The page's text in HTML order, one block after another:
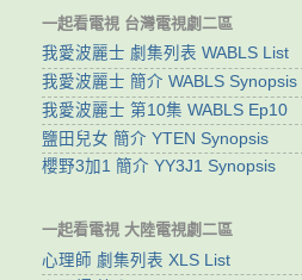
一起看電視 台灣電視劇二區
我愛波麗士 劇集列表 WABLS List
我愛波麗士 簡介 WABLS Synopsis
我愛波麗士 第10集 WABLS Ep10
鹽田兒女 簡介 YTEN Synopsis
櫻野3加1 簡介 YY3J1 Synopsis
一起看電視 大陸電視劇二區
心理師 劇集列表 XLS List